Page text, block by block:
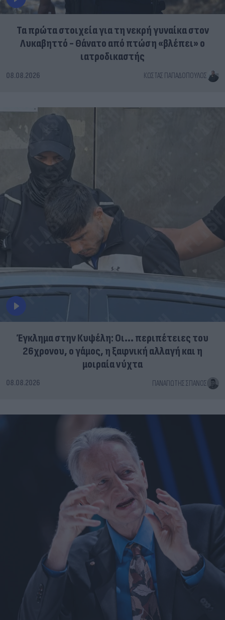
Τα πρώτα στοιχεία για τη νεκρή γυναίκα στον
Λυκαβηττό - Θάνατο από πτώση «βλέπει» ο
ιατροδικαστής
08.08.2026 ΚΏΣΤΑΣ ΠΑΠΑΔΌΠΟΥΛΟΣ
Έγκλημα στην Κυψέλη: Οι... περιπέτειες του
26χρονου, ο γάμος, η ξαφνική αλλαγή και η
μοιραία νύχτα
08.08.2026 ΠΑΝΑΓΙΏΤΗΣ ΣΠΑΝΌΣ